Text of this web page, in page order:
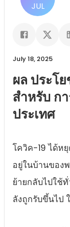
JUL
July 18, 2025
ผล ประโ
สําหรับ ก
ประเทศ
โควิค-19 ได้ห
อยู่ในบ้านของ
ย้ายกลับไปใช้
ลังถูกรับขึ้นไป